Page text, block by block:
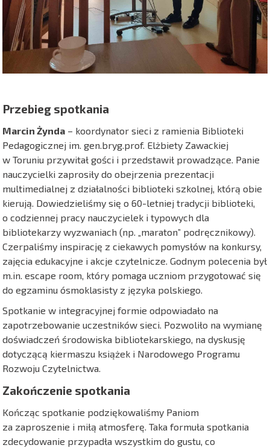
Przebieg spotkania
Marcin Żynda – koordynator sieci z ramienia Biblioteki
Pedagogicznej im. gen.bryg.prof. Elżbiety Zawackiej
w Toruniu przywitał gości i przedstawił prowadzące. Panie
nauczycielki zaprosiły do obejrzenia prezentacji
multimedialnej z działalności biblioteki szkolnej, którą obie
kierują. Dowiedzieliśmy się o 60-letniej tradycji biblioteki,
o codziennej pracy nauczycielek i typowych dla
bibliotekarzy wyzwaniach (np. „maraton” podręcznikowy).
Czerpaliśmy inspirację z ciekawych pomysłów na konkursy,
zajęcia edukacyjne i akcje czytelnicze. Godnym polecenia był
m.in. escape room, który pomaga uczniom przygotować się
do egzaminu ósmoklasisty z języka polskiego.
Spotkanie w integracyjnej formie odpowiadało na
zapotrzebowanie uczestników sieci. Pozwoliło na wymianę
doświadczeń środowiska bibliotekarskiego, na dyskusję
dotyczącą kiermaszu książek i Narodowego Programu
Rozwoju Czytelnictwa.
Zakończenie spotkania
Kończąc spotkanie podziękowaliśmy Paniom
za zaproszenie i miłą atmosferę. Taka formuła spotkania
zdecydowanie przypadła wszystkim do gustu, co